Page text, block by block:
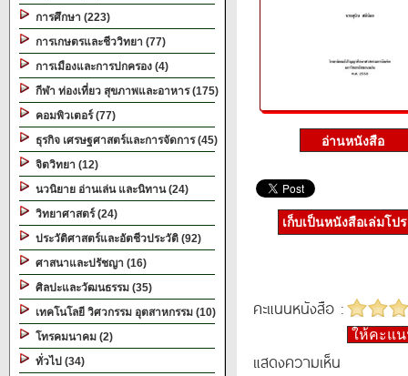
การศึกษา (223)
การเกษตรและชีววิทยา (77)
การเมืองและการปกครอง (4)
กีฬา ท่องเที่ยว สุขภาพและอาหาร (175)
คอมพิวเตอร์ (77)
ธุรกิจ เศรษฐศาสตร์และการจัดการ (45)
จิตวิทยา (12)
นวนิยาย อ่านเล่น และนิทาน (24)
วิทยาศาสตร์ (24)
ประวัติศาสตร์และอัตชีวประวัติ (92)
ศาสนาและปรัชญา (16)
ศิลปะและวัฒนธรรม (35)
เทคโนโลยี วิศวกรรม อุตสาหกรรม (10)
โทรคมนาคม (2)
ทั่วไป (34)
เก็บเป็นหนังสือเล่มโป
คะแนนหนังสือ :
ให้คะแ
แสดงความเห็น